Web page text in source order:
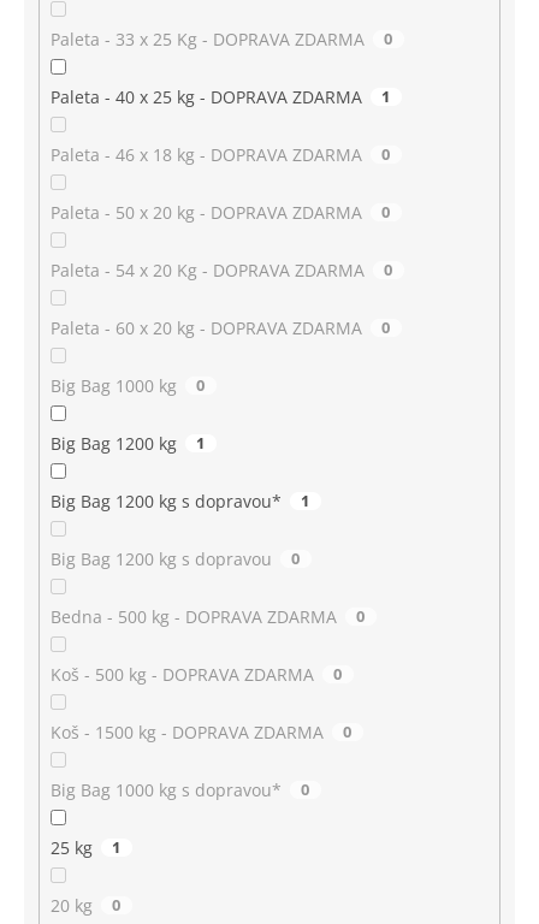
Paleta - 33 x 25 Kg - DOPRAVA ZDARMA 0
Paleta - 40 x 25 kg - DOPRAVA ZDARMA 1
Paleta - 46 x 18 kg - DOPRAVA ZDARMA 0
Paleta - 50 x 20 kg - DOPRAVA ZDARMA 0
Paleta - 54 x 20 Kg - DOPRAVA ZDARMA 0
Paleta - 60 x 20 kg - DOPRAVA ZDARMA 0
Big Bag 1000 kg 0
Big Bag 1200 kg 1
Big Bag 1200 kg s dopravou* 1
Big Bag 1200 kg s dopravou 0
Bedna - 500 kg - DOPRAVA ZDARMA 0
Koš - 500 kg - DOPRAVA ZDARMA 0
Koš - 1500 kg - DOPRAVA ZDARMA 0
Big Bag 1000 kg s dopravou* 0
25 kg 1
20 kg 0